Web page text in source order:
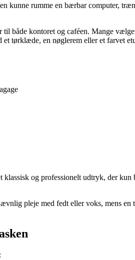
kunne rumme en bærbar computer,
til både kontoret og caféen. Mange
tørklæde, en nøglerem eller et farvet
og professionelt udtryk, der
pleje med fedt eller voks, mens